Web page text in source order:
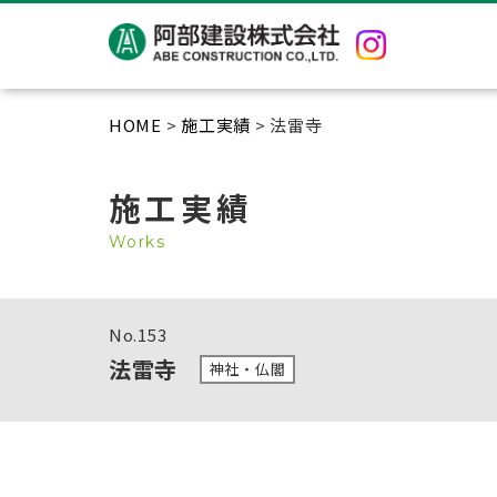
HOME >施工実績 > 法雷寺
施工実績
Works
No.153
法雷寺 神社・仏閣